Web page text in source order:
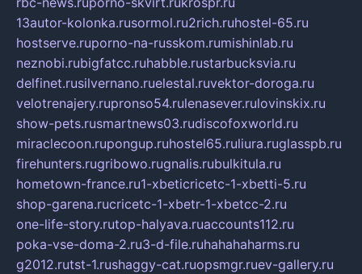
13autor-kolonka.rusormol.ru2rich.ruhostel-65.ru
hostserve.ruporno-na-russkom.rumishinlab.ru
neznobi.rubigfatcc.ruhabble.rustarbucksvia.ru
delfinet.rusilvernano.ruelestal.ruvektor-doroga.ru
velotrenajery.rupronso54.rulenasever.rulovinskix.ru
show-pets.rusmartnews03.rudiscofoxworld.ru
miraclecoon.rupongup.ruhostel65.ruliura.ruglasspb.ru
firehunters.rugribowo.rugnalis.rubulkitula.ru
hometown-france.ru1-xbeticricetc-1-xbetti-5.ru
shop-garena.rucricetc-1-xbetr-1-xbetcc-2.ru
one-life-story.rutop-halyava.ruaccounts112.ru
poka-vse-doma-2.ru3-d-file.ruhahahaharms.ru
g2012.rutst-1.rushaggy-cat.ruopsmgr.ruev-gallery.ru